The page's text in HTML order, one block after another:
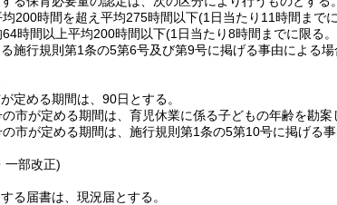
200時間を超え平均275時間以下(1日当たり11時間まで
時間以上平均200時間以下(1日当たり8時間までに限る
施行規則第1条の5第6号及び第9号に掲げる事由による
定める期間は、90日とする。
市が定める期間は、育児休業に係る子どもの年齢を勘案
市が定める期間は、施行規則第1条の5第10号に掲げる
一部改正)
る届書は、現況届とする。